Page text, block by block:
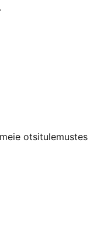
otsitulemustes